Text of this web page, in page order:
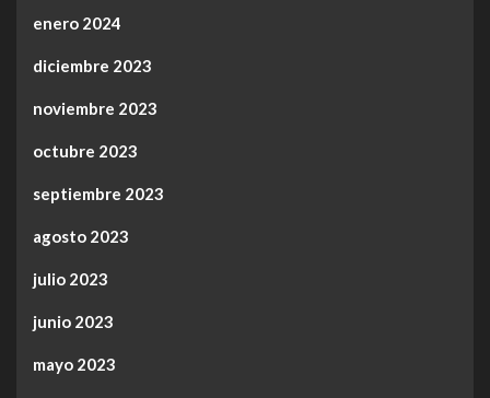
enero 2024
diciembre 2023
noviembre 2023
octubre 2023
septiembre 2023
agosto 2023
julio 2023
junio 2023
mayo 2023